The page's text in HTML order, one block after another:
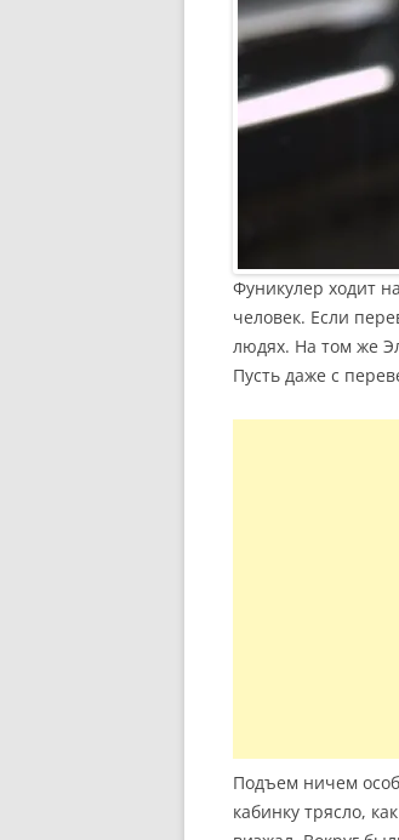
Фуникулер ходит
человек. Если
людях. На том же
Пусть даже с
Подъем ничем
кабинку трясло,